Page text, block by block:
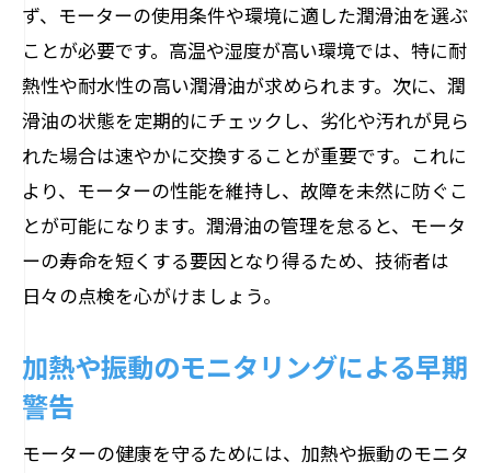
ず、モーターの使用条件や環境に適した潤滑油を選ぶ
ことが必要です。高温や湿度が高い環境では、特に耐
熱性や耐水性の高い潤滑油が求められます。次に、潤
滑油の状態を定期的にチェックし、劣化や汚れが見ら
れた場合は速やかに交換することが重要です。これに
より、モーターの性能を維持し、故障を未然に防ぐこ
とが可能になります。潤滑油の管理を怠ると、モータ
ーの寿命を短くする要因となり得るため、技術者は
日々の点検を心がけましょう。
加熱や振動のモニタリングによる早期
警告
モーターの健康を守るためには、加熱や振動のモニタ